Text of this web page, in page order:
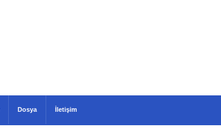
Dosya İletişim